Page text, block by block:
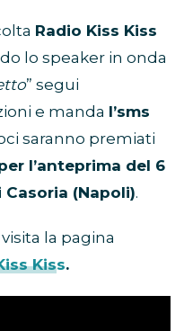
Radio Kiss Kiss
lo speaker in onda
” segui
e manda l’sms
saranno premiati
l’anteprima del 6
Casoria (Napoli).
la pagina
Kiss.